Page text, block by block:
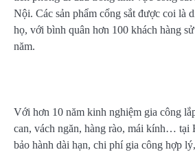
Nội. Các sản phẩm cổng sắt được coi là
họ, với bình quân hơn 100 khách hàng
năm.
Với hơn 10 năm kinh nghiệm gia công
can, vách ngăn, hàng rào, mái kính… tại
bảo hành dài hạn, chi phí gia công hợp